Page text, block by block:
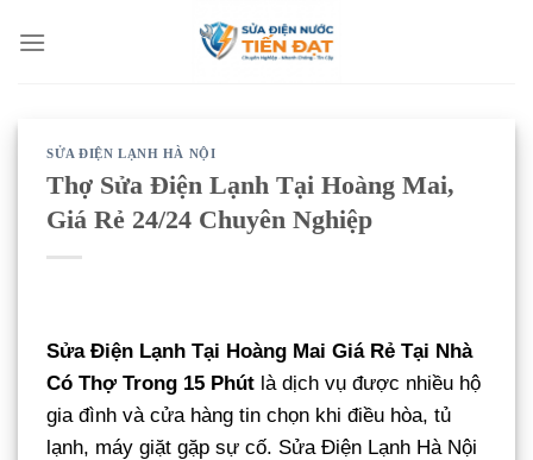
qua
SỬA ĐIỆN LẠNH HÀ NỘI
Thợ Sửa Điện Lạnh Tại Hoàng Mai,
Giá Rẻ 24/24 Chuyên Nghiệp
Sửa Điện Lạnh Tại Hoàng Mai Giá Rẻ Tại Nhà
Có Thợ Trong 15 Phút là dịch vụ được nhiều hộ
gia đình và cửa hàng tin chọn khi điều hòa, tủ
lạnh, máy giặt gặp sự cố. Sửa Điện Lạnh Hà Nội